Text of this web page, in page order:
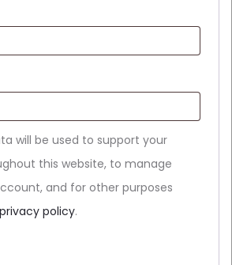
will be used to support your
this website, to manage
and for other purposes
privacy policy.